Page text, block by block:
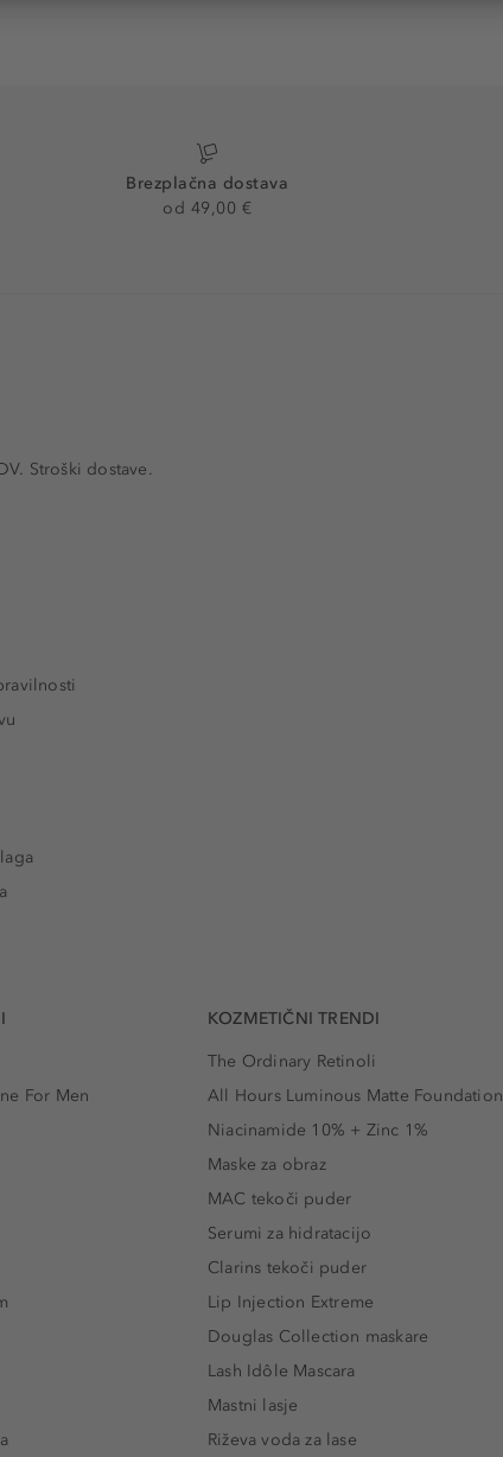
Brezplačna dostava
od 49,00 €
Stroški dostave.
For Men
KOZMETIČNI TRENDI
The Ordinary Retinoli
All Hours Luminous Matte Foundation
Niacinamide 10% + Zinc 1%
Maske za obraz
MAC tekoči puder
Serumi za hidratacijo
Clarins tekoči puder
Lip Injection Extreme
Douglas Collection maskare
Lash Idôle Mascara
Mastni lasje
Riževa voda za lase